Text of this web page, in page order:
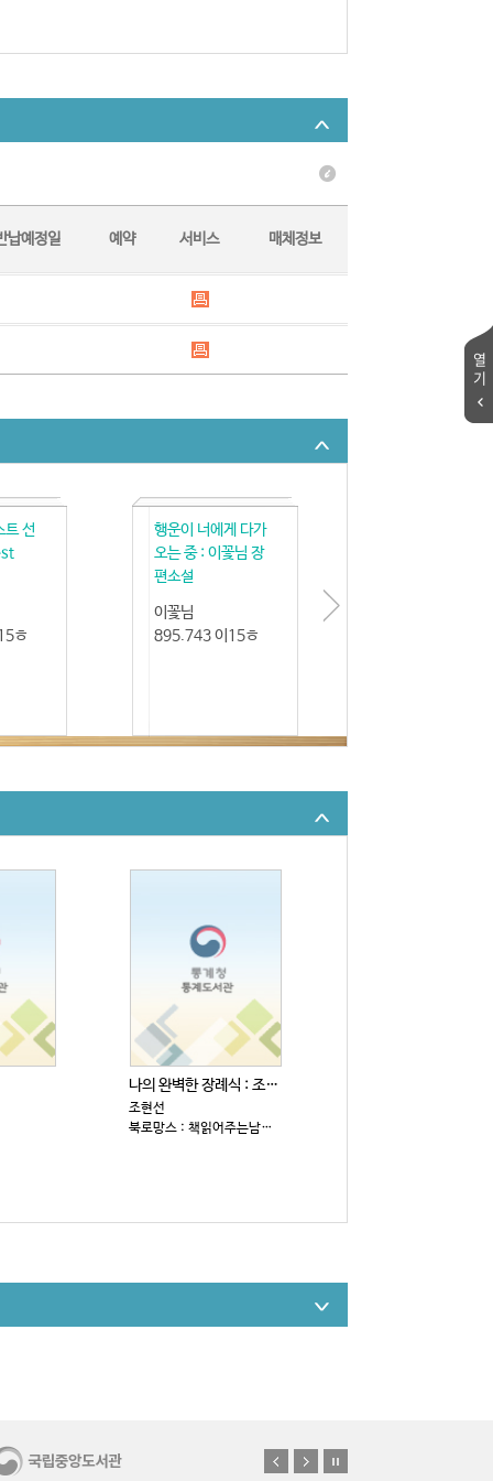
납예정일 예약 서비스 매체정보
트 선
ㅎ
행운이 너에게 다가
오는 중 : 이꽃님 장
편소설
이꽃님
895.743 이15ㅎ
나의 완벽한 장례식 : 조현선 장편소설
조현선
북로망스 : 책읽어주는남자, 2026
열
기